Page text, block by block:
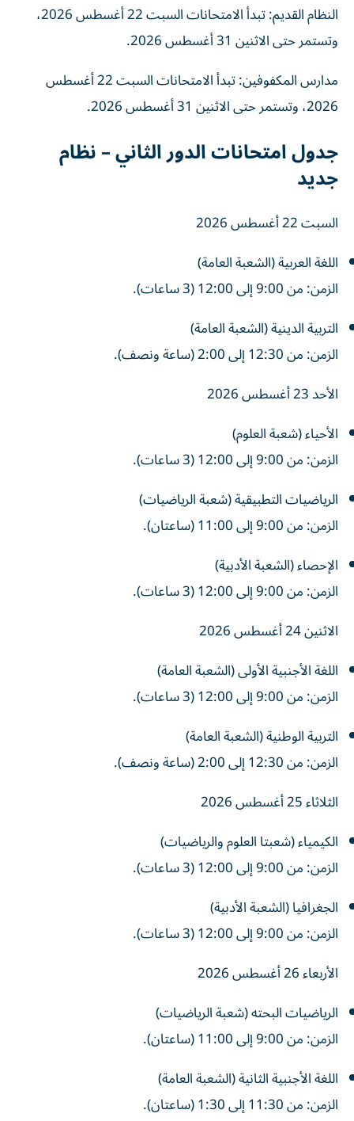
النظام القديم: تبدأ الامتحانات السبت 22 أغسطس 2026،
وتستمر حتى الاثنين 31 أغسطس 2026.
مدارس المكفوفين: تبدأ الامتحانات السبت 22 أغسطس
2026، وتستمر حتى الاثنين 31 أغسطس 2026.
جدول امتحانات الدور الثاني – نظام
جديد
السبت 22 أغسطس 2026
اللغة العربية (الشعبة العامة)
الزمن: من 9:00 إلى 12:00 (3 ساعات).
التربية الدينية (الشعبة العامة)
الزمن: من 12:30 إلى 2:00 (ساعة ونصف).
الأحد 23 أغسطس 2026
الأحياء (شعبة العلوم)
الزمن: من 9:00 إلى 12:00 (3 ساعات).
الرياضيات التطبيقية (شعبة الرياضيات)
الزمن: من 9:00 إلى 11:00 (ساعتان).
الإحصاء (الشعبة الأدبية)
الزمن: من 9:00 إلى 12:00 (3 ساعات).
الاثنين 24 أغسطس 2026
اللغة الأجنبية الأولى (الشعبة العامة)
الزمن: من 9:00 إلى 12:00 (3 ساعات).
التربية الوطنية (الشعبة العامة)
الزمن: من 12:30 إلى 2:00 (ساعة ونصف).
الثلاثاء 25 أغسطس 2026
الكيمياء (شعبتا العلوم والرياضيات)
الزمن: من 9:00 إلى 12:00 (3 ساعات).
الجغرافيا (الشعبة الأدبية)
الزمن: من 9:00 إلى 12:00 (3 ساعات).
الأربعاء 26 أغسطس 2026
الرياضيات البحته (شعبة الرياضيات)
الزمن: من 9:00 إلى 11:00 (ساعتان).
اللغة الأجنبية الثانية (الشعبة العامة)
الزمن: من 11:30 إلى 1:30 (ساعتان).